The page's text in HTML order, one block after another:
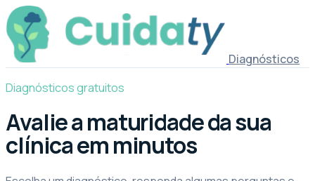
Diagnósticos
Diagnósticos gratuitos
Avalie a maturidade da sua
clínica em minutos